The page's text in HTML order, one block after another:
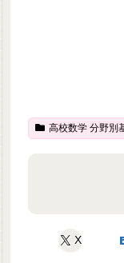
高校数学 分野別
X